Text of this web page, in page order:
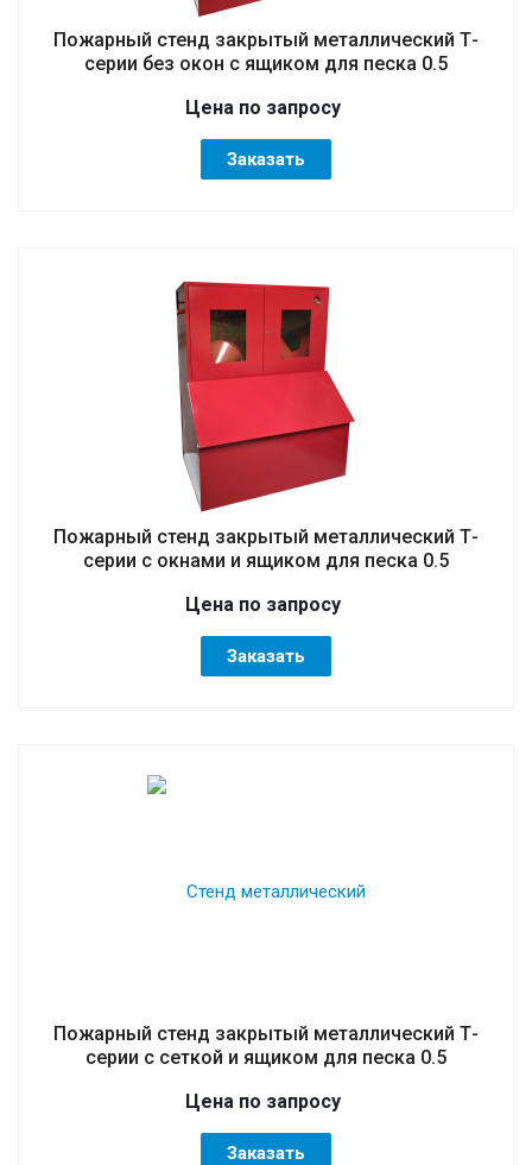
Пожарный стенд закрытый металлический Т-
серии без окон с ящиком для песка 0.5
Цена по запросу
Заказать
Пожарный стенд закрытый металлический Т-
серии с окнами и ящиком для песка 0.5
Цена по запросу
Заказать
Пожарный стенд закрытый металлический Т-
серии с сеткой и ящиком для песка 0.5
Цена по запросу
Заказать